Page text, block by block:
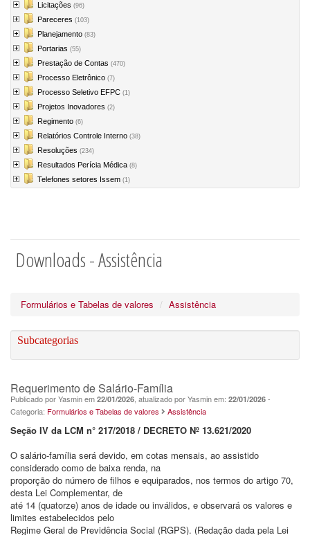
Licitações (96)
Pareceres (103)
Planejamento (83)
Portarias (55)
Prestação de Contas (470)
Processo Eletrônico (7)
Processo Seletivo EFPC (1)
Projetos Inovadores (2)
Regimento (6)
Relatórios Controle Interno (38)
Resoluções (234)
Resultados Perícia Médica (8)
Telefones setores Issem (1)
Downloads - Assistência
Formulários e Tabelas de valores Assistência
Subcategorias
Requerimento de Salário-Família
Publicado por Yasmin em 22/01/2026 , atualizado por Yasmin em: 22/01/2026 -
Categoria: Formulários e Tabelas de valores Assistência
Seção IV da LCM n° 217/2018 / DECRETO Nº 13.621/2020
O salário-família será devido, em cotas mensais, ao assistido
considerado como de baixa renda, na
proporção do número de filhos e equiparados, nos termos do artigo 70,
desta Lei Complementar, de
até 14 (quatorze) anos de idade ou inválidos, e observará os valores e
limites estabelecidos pelo
Regime Geral de Previdência Social (RGPS). (Redação dada pela Lei